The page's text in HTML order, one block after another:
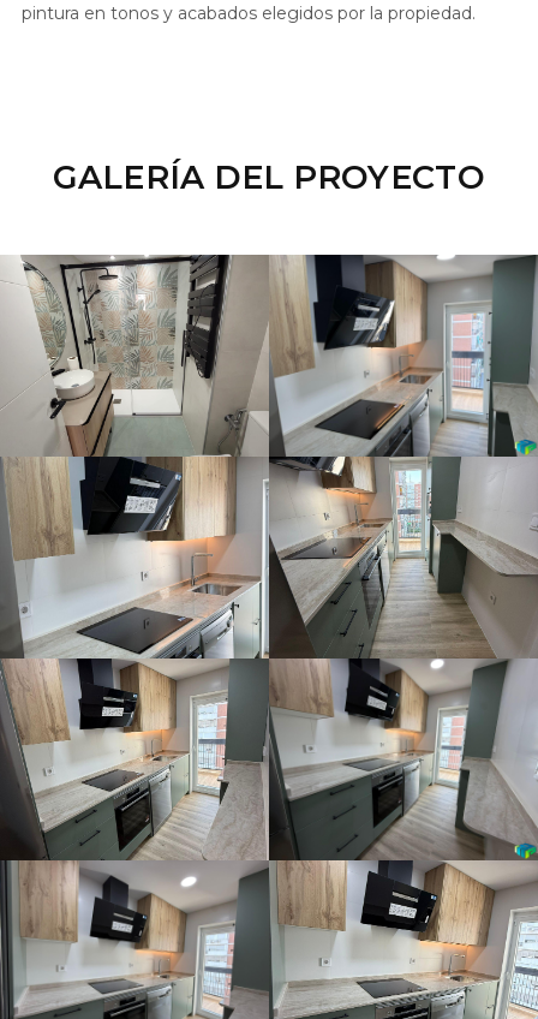
pintura en tonos y acabados elegidos por la propiedad.
GALERÍA DEL PROYECTO